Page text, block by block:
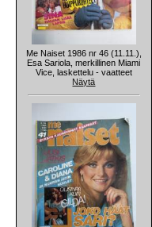
Me Naiset 1986 nr 46 (11.11.),
Esa Sariola, merkillinen Miami
Vice, laskettelu - vaatteet
Näytä